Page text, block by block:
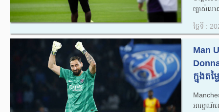
ច្បាស់លា
ថ្ងៃទី :
Man
ក្នុងត
អារម្មណ៍